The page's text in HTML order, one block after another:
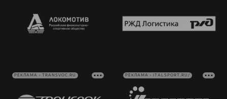
РЕКЛАМА • TRANSVOC.RU РЕКЛАМА • ITALSPORT.RU/